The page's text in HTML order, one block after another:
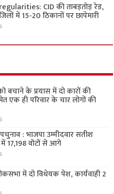
CID की ताबड़तोड़ रेड,
में 15-20 ठिकानों पर छापेमारी
बचाने के प्रयास में दो कारों की
एक ही परिवार के चार लोगों की
: भाजपा उम्मीदवार सतीश
17,198 वोटों से आगे
में दो विधेयक पेश, कार्यवाही 2